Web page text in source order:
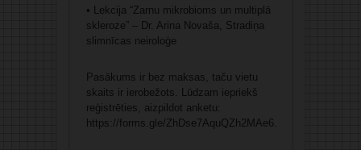
• Lekcija “Zarnu mikrobioms un multiplā
skleroze” – Dr. Arina Novaša, Stradiņa
slimnīcas neiroloģe
Pasākums ir bez maksas, taču vietu
skaits ir ierobežots. Lūdzam iepriekš
reģistrēties, aizpildot anketu:
https://forms.gle/ZhDse7AquQZh2MAe6.